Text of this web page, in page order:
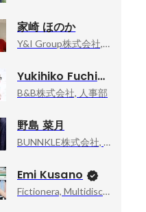
家崎 ほのか
Y&I Group株式会社, 組織開発本部 エントリーマネジメント部
Yukihiko Fuchigami
B&B株式会社, 人事部
野島 菜月
BUNNKLE株式会社, 組織開発本部 部長代理
Emi Kusano
Fictionera, Multidisciplinary Artist / CEO / Co-Founder